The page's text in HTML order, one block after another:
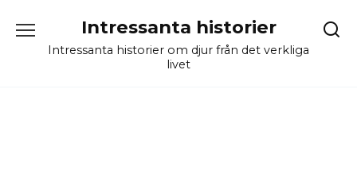
content
Intressanta historier
Intressanta historier om djur från det verkliga
livet